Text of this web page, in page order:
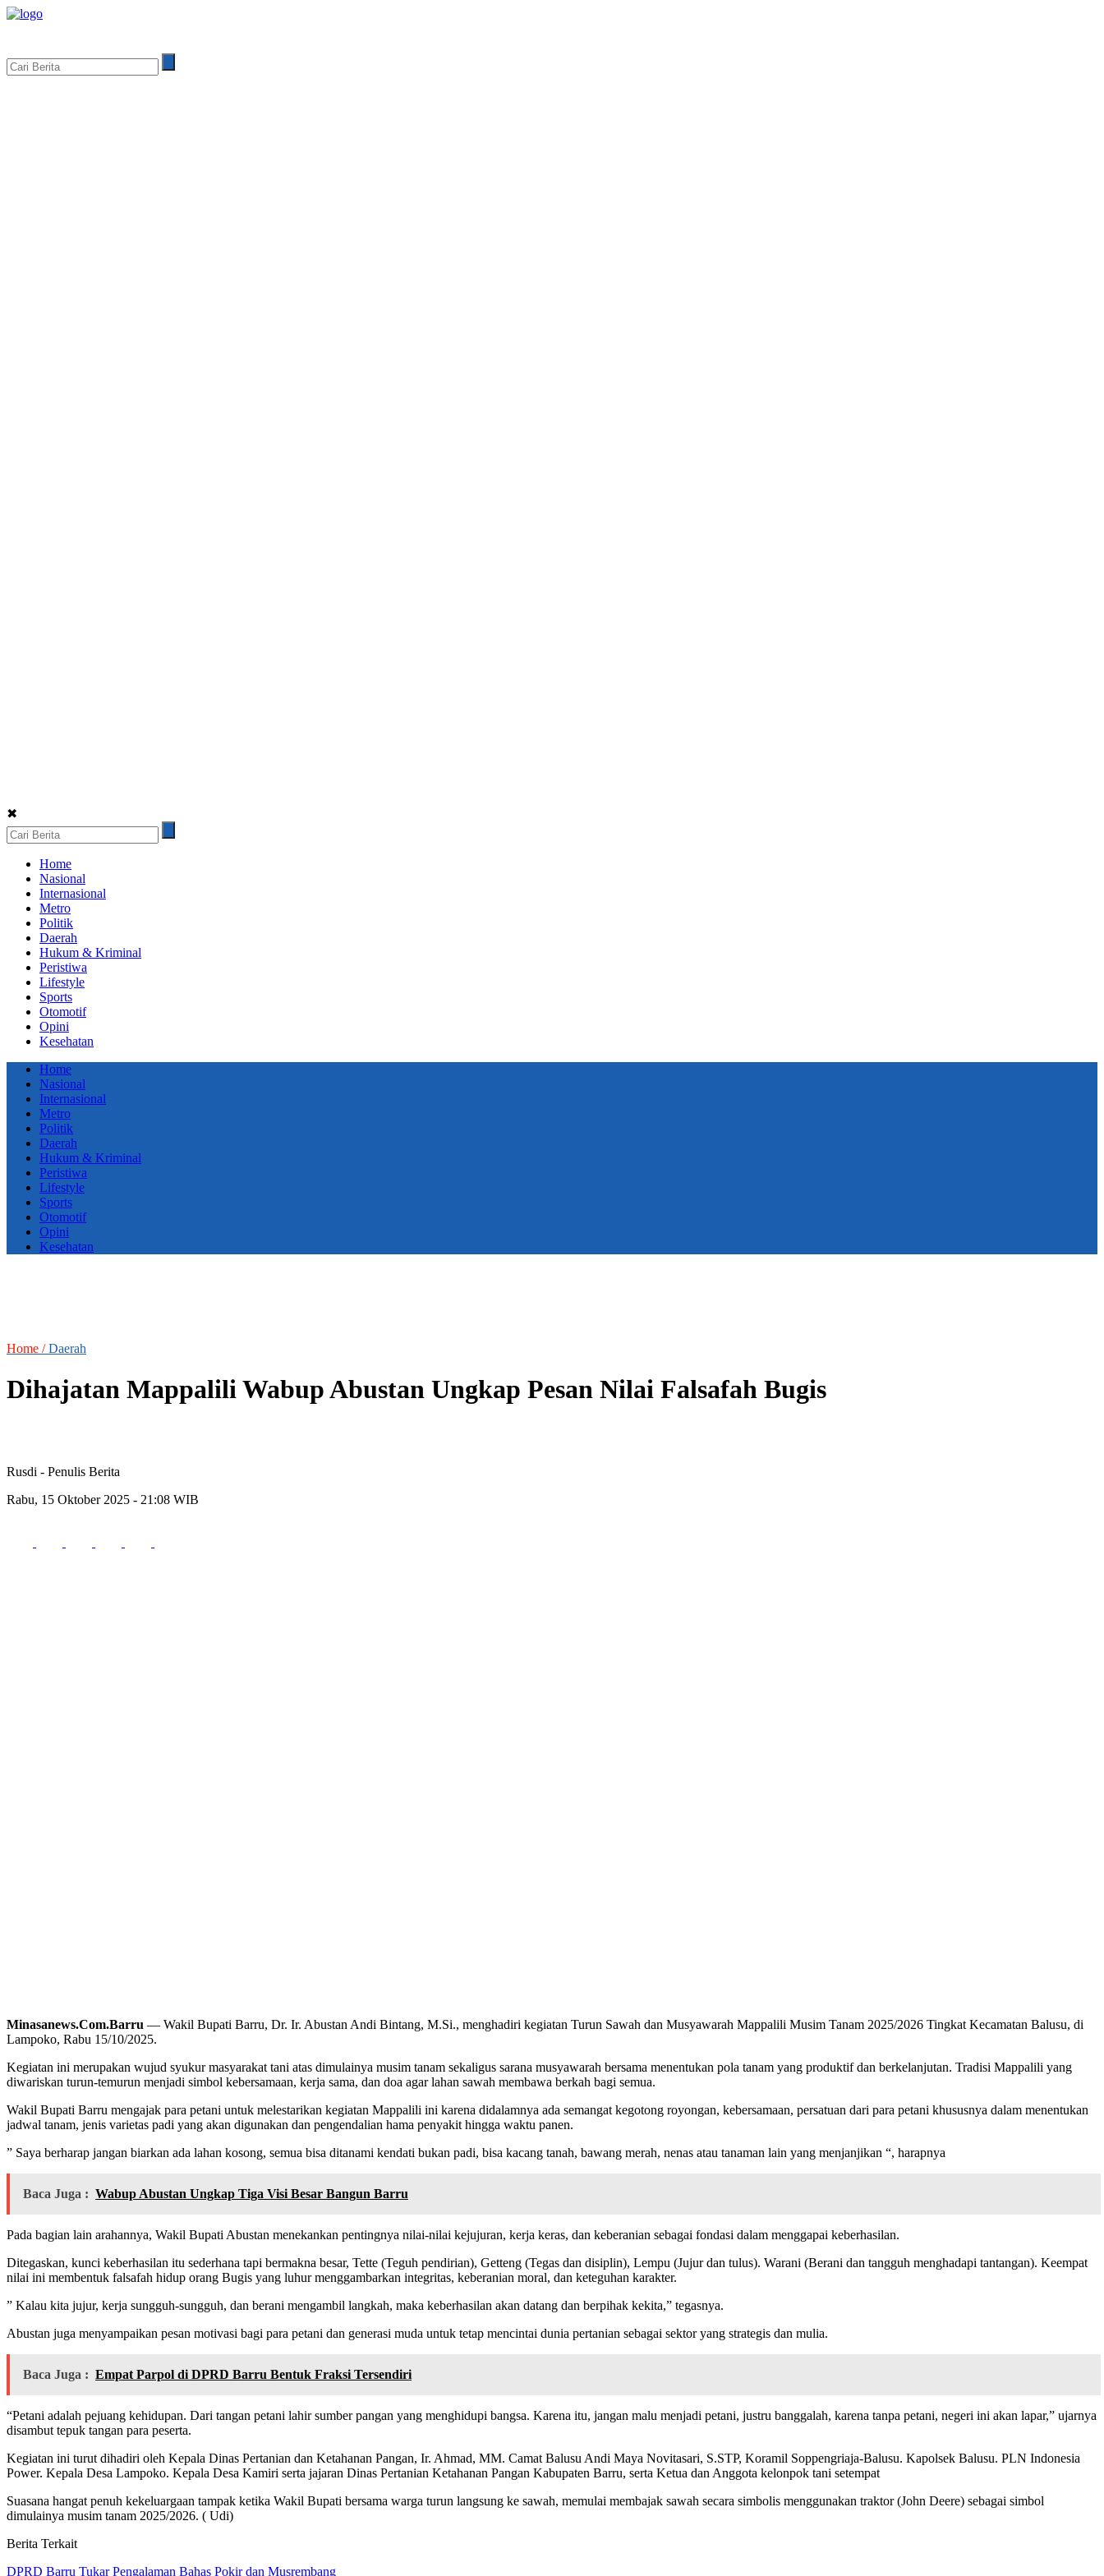
✖
Home
Nasional
Internasional
Metro
Politik
Daerah
Hukum & Kriminal
Peristiwa
Lifestyle
Sports
Otomotif
Opini
Kesehatan
Home
Nasional
Internasional
Metro
Politik
Daerah
Hukum & Kriminal
Peristiwa
Lifestyle
Sports
Otomotif
Opini
Kesehatan
Home /Daerah
Dihajatan Mappalili Wabup Abustan Ungkap Pesan Nilai Falsafah Bugis
Rusdi - Penulis Berita
Rabu, 15 Oktober 2025 - 21:08 WIB
Minasanews.Com.Barru — Wakil Bupati Barru, Dr. Ir. Abustan Andi Bintang, M.Si., menghadiri kegiatan Turun Sawah dan Musyawarah Mappalili Musim Tanam 2025/2026 Tingkat Kecamatan Balusu, di
Lampoko, Rabu 15/10/2025.
Kegiatan ini merupakan wujud syukur masyarakat tani atas dimulainya musim tanam sekaligus sarana musyawarah bersama menentukan pola tanam yang produktif dan berkelanjutan. Tradisi Mappalili yang
diwariskan turun-temurun menjadi simbol kebersamaan, kerja sama, dan doa agar lahan sawah membawa berkah bagi semua.
Wakil Bupati Barru mengajak para petani untuk melestarikan kegiatan Mappalili ini karena didalamnya ada semangat kegotong royongan, kebersamaan, persatuan dari para petani khususnya dalam menentukan
jadwal tanam, jenis varietas padi yang akan digunakan dan pengendalian hama penyakit hingga waktu panen.
” Saya berharap jangan biarkan ada lahan kosong, semua bisa ditanami kendati bukan padi, bisa kacang tanah, bawang merah, nenas atau tanaman lain yang menjanjikan “, harapnya
Baca Juga : Wabup Abustan Ungkap Tiga Visi Besar Bangun Barru
Pada bagian lain arahannya, Wakil Bupati Abustan menekankan pentingnya nilai-nilai kejujuran, kerja keras, dan keberanian sebagai fondasi dalam menggapai keberhasilan.
Ditegaskan, kunci keberhasilan itu sederhana tapi bermakna besar, Tette (Teguh pendirian), Getteng (Tegas dan disiplin), Lempu (Jujur dan tulus). Warani (Berani dan tangguh menghadapi tantangan). Keempat
nilai ini membentuk falsafah hidup orang Bugis yang luhur menggambarkan integritas, keberanian moral, dan keteguhan karakter.
” Kalau kita jujur, kerja sungguh-sungguh, dan berani mengambil langkah, maka keberhasilan akan datang dan berpihak kekita,” tegasnya.
Abustan juga menyampaikan pesan motivasi bagi para petani dan generasi muda untuk tetap mencintai dunia pertanian sebagai sektor yang strategis dan mulia.
Baca Juga : Empat Parpol di DPRD Barru Bentuk Fraksi Tersendiri
“Petani adalah pejuang kehidupan. Dari tangan petani lahir sumber pangan yang menghidupi bangsa. Karena itu, jangan malu menjadi petani, justru banggalah, karena tanpa petani, negeri ini akan lapar,” ujarnya
disambut tepuk tangan para peserta.
Kegiatan ini turut dihadiri oleh Kepala Dinas Pertanian dan Ketahanan Pangan, Ir. Ahmad, MM. Camat Balusu Andi Maya Novitasari, S.STP, Koramil Soppengriaja-Balusu. Kapolsek Balusu. PLN Indonesia
Power. Kepala Desa Lampoko. Kepala Desa Kamiri serta jajaran Dinas Pertanian Ketahanan Pangan Kabupaten Barru, serta Ketua dan Anggota kelonpok tani setempat
Suasana hangat penuh kekeluargaan tampak ketika Wakil Bupati bersama warga turun langsung ke sawah, memulai membajak sawah secara simbolis menggunakan traktor (John Deere) sebagai simbol
dimulainya musim tanam 2025/2026. ( Udi)
Berita Terkait
DPRD Barru Tukar Pengalaman Bahas Pokir dan Musrembang